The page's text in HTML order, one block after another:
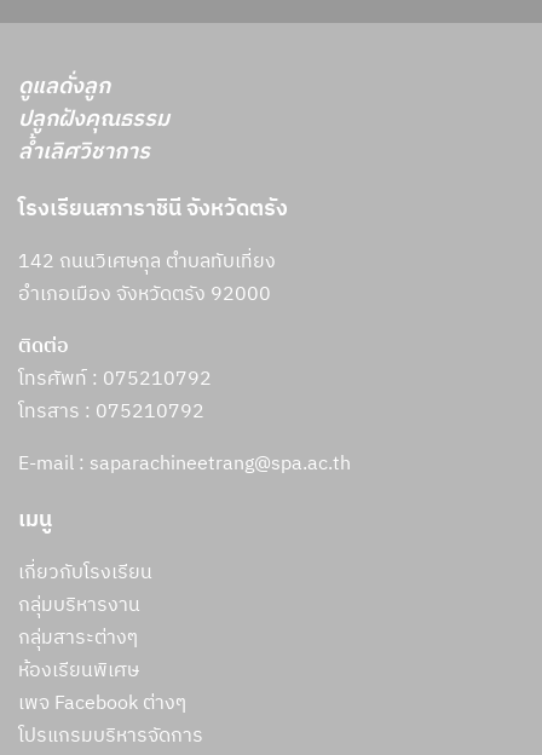
ดูแลดั่งลูก
ปลูกฝังคุณธรรม
ล้ำเลิศวิชาการ
โรงเรียนสภาราชินี จังหวัดตรัง
142 ถนนวิเศษกุล ตำบลทับเที่ยง
อำเภอเมือง จังหวัดตรัง 92000
ติดต่อ
โทรศัพท์ : 075210792
โทรสาร : 075210792
E-mail : saparachineetrang@spa.ac.th
เมนู
เกี่ยวกับโรงเรียน
กลุ่มบริหารงาน
กลุ่มสาระต่างๆ
ห้องเรียนพิเศษ
เพจ Facebook ต่างๆ
โปรแกรมบริหารจัดการ